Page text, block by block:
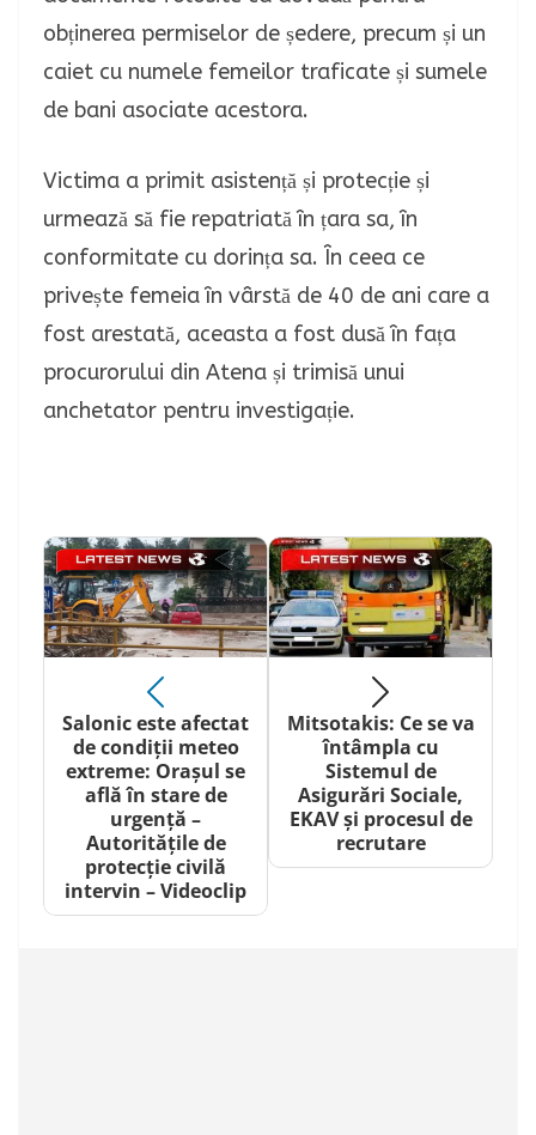
obținerea permiselor de ședere, precum și un
caiet cu numele femeilor traficate și sumele
de bani asociate acestora.
Victima a primit asistență și protecție și
urmează să fie repatriată în țara sa, în
conformitate cu dorința sa. În ceea ce
privește femeia în vârstă de 40 de ani care a
fost arestată, aceasta a fost dusă în fața
procurorului din Atena și trimisă unui
anchetator pentru investigație.
Salonic este afectat
de condiții meteo
extreme: Orașul se
află în stare de
urgență –
Autoritățile de
protecție civilă
intervin – Videoclip
Mitsotakis: Ce se va
întâmpla cu
Sistemul de
Asigurări Sociale,
EKAV și procesul de
recrutare